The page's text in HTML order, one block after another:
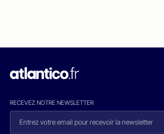
RECEVEZ NOTRE NEWSLETTER